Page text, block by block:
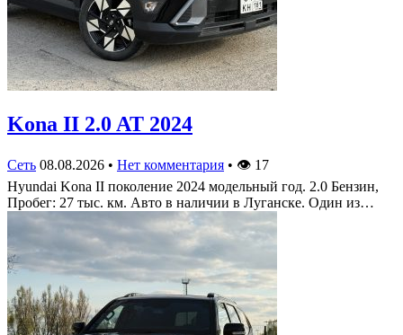
Kona II 2.0 AT 2024
Сеть 08.08.2026 • Нет комментария • 👁 17
Hyundai Kona II поколение 2024 модельный год. 2.0 Бензин,
Пробег: 27 тыс. км. Авто в наличии в Луганске. Один из…